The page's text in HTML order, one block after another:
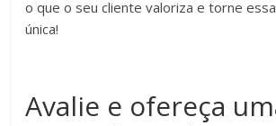
o que o seu cliente valoriza e torne
única!
Avalie e ofereça